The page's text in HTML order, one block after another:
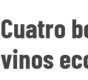
Cuatro
vinos